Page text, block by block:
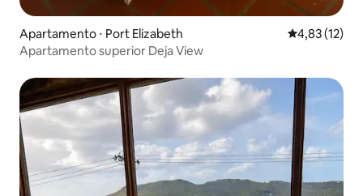
Apartamento ⋅ Port Elizabeth 4,83 de uma
4,83 (12)
Apartamento superior Deja View